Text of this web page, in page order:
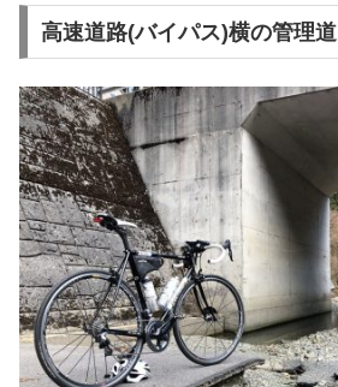
高速道路(バイパス)横の管理道